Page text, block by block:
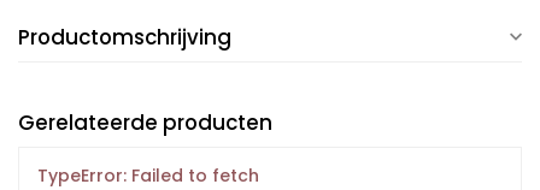
Productomschrijving
Gerelateerde producten
TypeError: Failed to fetch